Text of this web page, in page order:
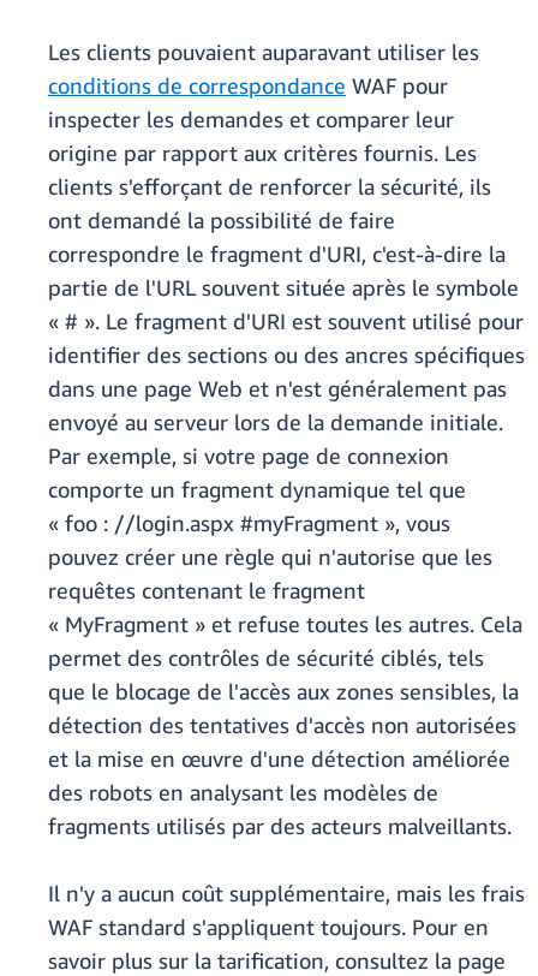
Les clients pouvaient auparavant utiliser les
conditions de correspondance WAF pour
inspecter les demandes et comparer leur
origine par rapport aux critères fournis. Les
clients s'efforçant de renforcer la sécurité, ils
ont demandé la possibilité de faire
correspondre le fragment d'URI, c'est-à-dire la
partie de l'URL souvent située après le symbole
« # ». Le fragment d'URI est souvent utilisé pour
identifier des sections ou des ancres spécifiques
dans une page Web et n'est généralement pas
envoyé au serveur lors de la demande initiale.
Par exemple, si votre page de connexion
comporte un fragment dynamique tel que
« foo : //login.aspx #myFragment », vous
pouvez créer une règle qui n'autorise que les
requêtes contenant le fragment
« MyFragment » et refuse toutes les autres. Cela
permet des contrôles de sécurité ciblés, tels
que le blocage de l'accès aux zones sensibles, la
détection des tentatives d'accès non autorisées
et la mise en œuvre d'une détection améliorée
des robots en analysant les modèles de
fragments utilisés par des acteurs malveillants.
Il n'y a aucun coût supplémentaire, mais les frais
WAF standard s'appliquent toujours. Pour en
savoir plus sur la tarification, consultez la page